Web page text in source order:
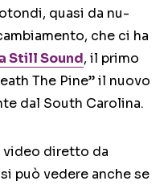
quasi da nu-
che ci ha
Still Sound, il primo
The Pine” il nuovo
dal South Carolina.
video diretto da
può vedere anche se